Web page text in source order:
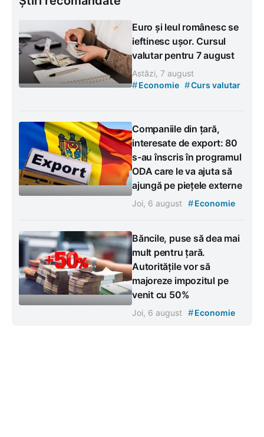
Euro și leul românesc se
ieftinesc ușor. Cursul
valutar pentru 7 august
Astăzi, 7 august
#Economie #Curs valutar
Companiile din țară,
interesate de export: 80
s-au înscris în programul
ODA care le va ajuta să
ajungă pe piețele externe
Joi, 6 august #Economie
Băncile, puse să dea mai
mult pentru țară.
Autoritățile vor să
majoreze impozitul pe
venit cu 50%
Joi, 6 august #Economie